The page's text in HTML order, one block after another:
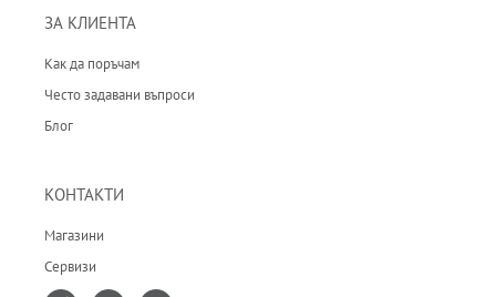
ЗА КЛИЕНТА
Как да поръчам
Често задавани въпроси
Блог
КОНТАКТИ
Магазини
Сервизи